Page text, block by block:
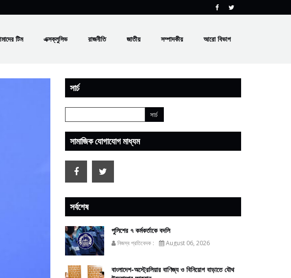
টিম এক্সক্লুসিভ রাজনীতি জাতীয় সম্পাদকীয় আরো বিভাগ
সার্চ
সামাজিক যোগাযোগ মাধ্যম
সর্বশেষ
পুলিশের ৭ কর্মকর্তাকে বদলি
নিজস্ব প্রতিবেদক : August 06, 2026
বাংলাদেশ-অস্ট্রেলিয়ার বাণিজ্য ও বিনিয়োগ বাড়াতে যৌথ